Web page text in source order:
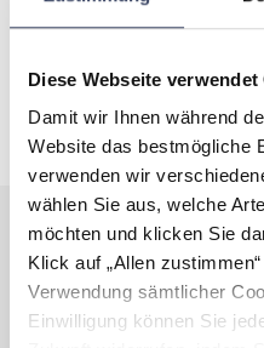
Diese Webseite verwendet
Damit wir Ihnen während
Website das bestmögliche
verwenden wir
wählen Sie aus, welche
möchten und klicken Sie
Klick auf „Allen
Verwendung sämtlicher
Einwilligung können Sie
Hotel Liebmann
zertifiziert
Daten und Fakten
Kontaktdaten sind nur für
Mitglieder ersichtlich.